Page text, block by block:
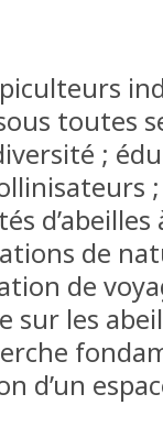
toutes
;
de
de
les
d’un